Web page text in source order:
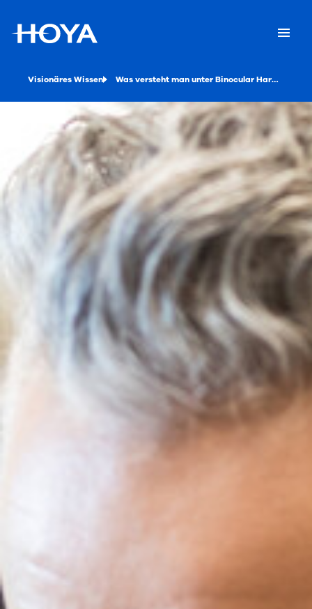
Visionäres Wissen Was versteht man unter Binocular Harmonization Technology?